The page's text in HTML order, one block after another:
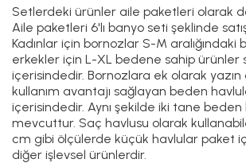
Setlerdeki ürünler aile paketleri olarak
Aile paketleri 6'lı banyo seti şeklinde
Kadınlar için bornozlar S-M aralığındaki
erkekler için L-XL bedene sahip ürünler
içerisindedir. Bornozlara ek olarak
kullanım avantajı sağlayan beden
içerisindedir. Aynı şekilde iki tane beden
mevcuttur. Saç havlusu olarak
cm gibi ölçülerde küçük havlular paket
diğer işlevsel ürünlerdir.